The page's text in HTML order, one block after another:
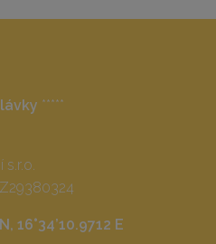
*****
16°34’10.9712 E